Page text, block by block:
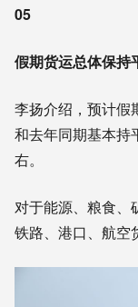
05
假期货运总体保持
李扬介绍，预计假
和去年同期基本持
右。
对于能源、粮食、
铁路、港口、航空